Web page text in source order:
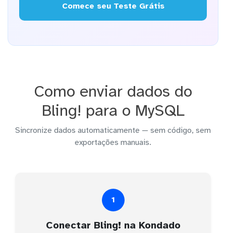
Comece seu Teste Grátis
Como enviar dados do
Bling! para o MySQL
Sincronize dados automaticamente — sem código, sem
exportações manuais.
1
Conectar Bling! na Kondado